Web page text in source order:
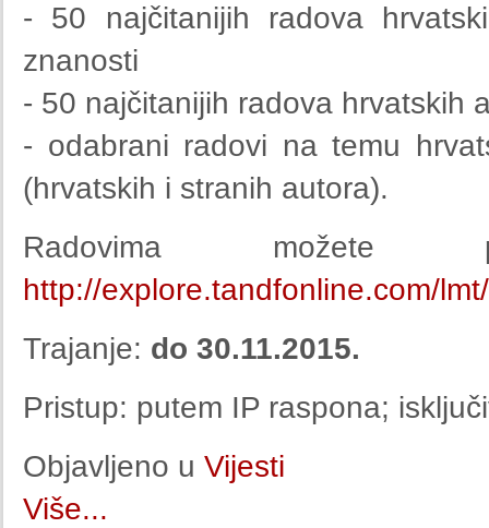
- 50 najčitanijih radova
znanosti
- 50 najčitanijih radova hrvatskih
- odabrani radovi na temu
(hrvatskih i stranih autora).
Radovima možete
http://explore.tandfonline.com/
Trajanje: do 30.11.2015.
Pristup: putem IP raspona;
Objavljeno u Vijesti
Više...